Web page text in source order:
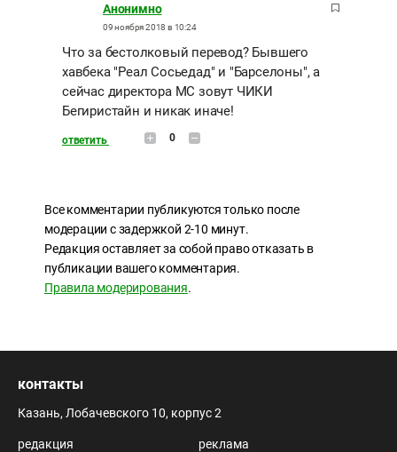
Анонимно
09 ноября 2018 в 10:24
Что за бестолковый перевод? Бывшего
хавбека "Реал Сосьедад" и "Барселоны", а
сейчас директора МС зовут ЧИКИ
Бегиристайн и никак иначе!
ответить 0
Все комментарии публикуются только после
модерации с задержкой 2-10 минут.
Редакция оставляет за собой право отказать в
публикации вашего комментария.
Правила модерирования.
контакты
Казань, Лобачевского 10, корпус 2
редакция
реклама